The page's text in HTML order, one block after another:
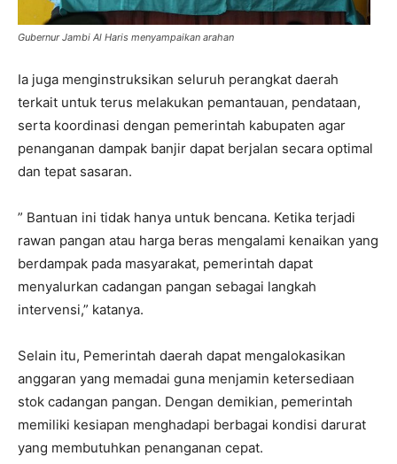
Gubernur Jambi Al Haris menyampaikan arahan
Ia juga menginstruksikan seluruh perangkat daerah
terkait untuk terus melakukan pemantauan, pendataan,
serta koordinasi dengan pemerintah kabupaten agar
penanganan dampak banjir dapat berjalan secara optimal
dan tepat sasaran.
” Bantuan ini tidak hanya untuk bencana. Ketika terjadi
rawan pangan atau harga beras mengalami kenaikan yang
berdampak pada masyarakat, pemerintah dapat
menyalurkan cadangan pangan sebagai langkah
intervensi,” katanya.
Selain itu, Pemerintah daerah dapat mengalokasikan
anggaran yang memadai guna menjamin ketersediaan
stok cadangan pangan. Dengan demikian, pemerintah
memiliki kesiapan menghadapi berbagai kondisi darurat
yang membutuhkan penanganan cepat.